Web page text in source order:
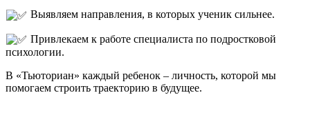
Выявляем направления, в которых ученик сильнее.
Привлекаем к работе специалиста по подростковой
психологии.
В «Тьюториан» каждый ребенок – личность, которой мы
помогаем строить траекторию в будущее.